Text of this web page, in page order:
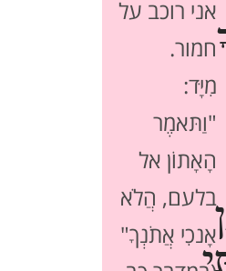
אני רוכב על
חמור.
מִיָּד:
"וַתּאמֶר
הָאָתוֹן אל
בלעם, הֲלֹא
אָנכִי אֲתֹנְךָ"